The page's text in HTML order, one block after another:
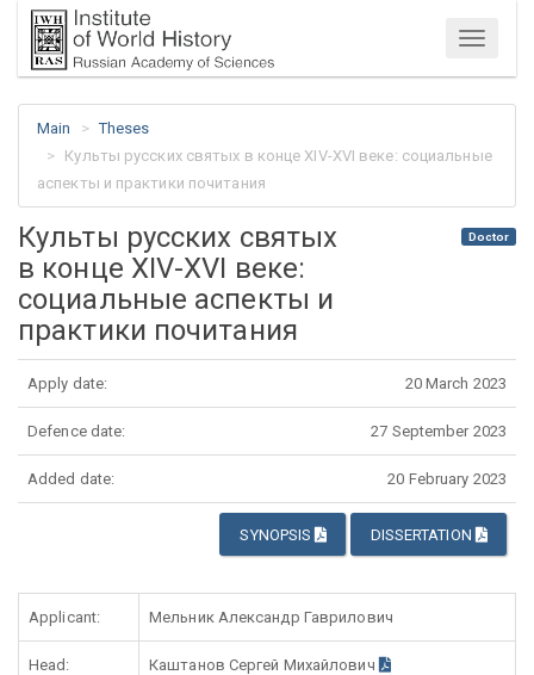
Menu
Main
Theses
Культы русских святых в конце XIV-XVI веке: социальные
аспекты и практики почитания
Культы русских святых
в конце XIV-XVI веке:
социальные аспекты и
практики почитания
Doctor
Apply date: 20 March 2023
Defence date: 27 September 2023
Added date: 20 February 2023
SYNOPSIS DISSERTATION
Applicant: Мельник Александр Гаврилович
Head: Каштанов Сергей Михайлович